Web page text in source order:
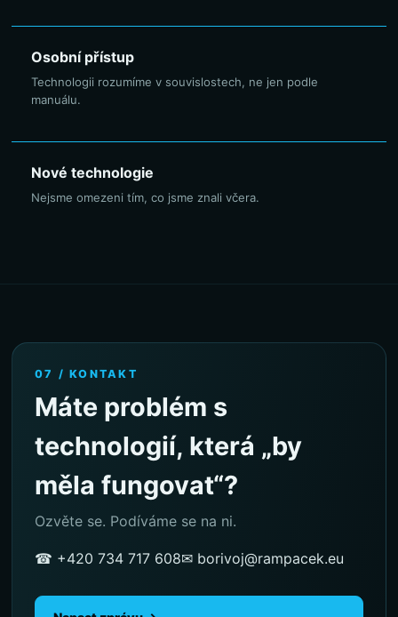
Osobní přístup
Technologii rozumíme v souvislostech, ne jen podle
manuálu.
Nové technologie
Nejsme omezeni tím, co jsme znali včera.
07 / KONTAKT
Máte problém s
technologií, která „by
měla fungovat“?
Ozvěte se. Podíváme se na ni.
☎ +420 734 717 608✉ borivoj@rampacek.eu